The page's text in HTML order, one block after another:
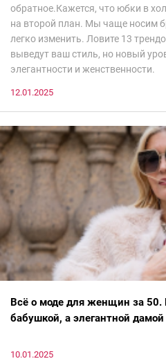
обратное.Кажется, что юбки в
на второй план. Мы чаще носим
легко изменить. Ловите 13
выведут ваш стиль, но новый
элегантности и женственности.
12.01.2025
Всё о моде для женщин за 50.
бабушкой, а элегантной
10.01.2025